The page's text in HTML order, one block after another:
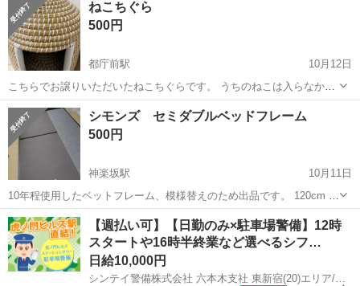
ます。
ねこちぐら
500円
都庁前駅
10月12日
こちらでお譲りいただいたねこちぐらです。 うちのねこは入らなかっ
たのでお譲りいたします。 若干の使用感がございます。 神経質な方は
ご遠慮いただけますと幸いです。 よろしくお願いいたします。 なぜか
取引場所が新宿になるので...
東京 新宿区 都庁前駅 寝具
シモンズ セミダブルベッドフレーム
500円
神楽坂駅
10月11日
10年程使用したベットフレーム、模様替えのため出品です。 120cm x
192cmのマットレスがちょうど載ります(マットレスは付きません)。
引っ越しを一度したので小さな傷は結構付いてます、そして猫を飼っ
ているのでアレ...
東京 新宿区 神楽坂駅 寝具
セミダブルベッドフレーム
【週払い可】【日勤のみ×駐車場警備】12時
スタートや16時半終業など選べるシフ…
日給10,000円
シンテイ警備株式会社 六本木支社 東新宿(20)エリア/A3203200117